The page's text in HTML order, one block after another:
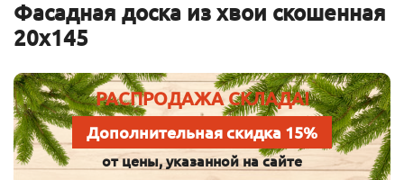
Фасадная доска из хвои скошенная
20х145
РАСПРОДАЖА СКЛАДА!
Дополнительная скидка 15%
от цены, указанной на сайте